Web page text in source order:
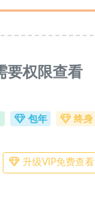
要权限查看
包年 终身
升级VIP免费查看